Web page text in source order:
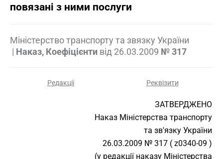
повязані з ними послуги
Міністерство транспорту та звязку України
| Наказ, Коефіцієнти від 26.03.2009 № 317
Редакції Реквізити
ЗАТВЕРДЖЕНО
Наказ Міністерства транспорту
та зв'язку України
26.03.2009 № 317 ( z0340-09 )
(у редакції наказу Міністерства